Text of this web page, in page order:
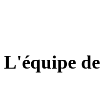
L'équipe